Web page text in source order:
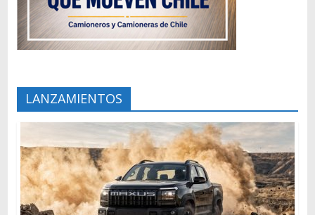
LANZAMIENTOS